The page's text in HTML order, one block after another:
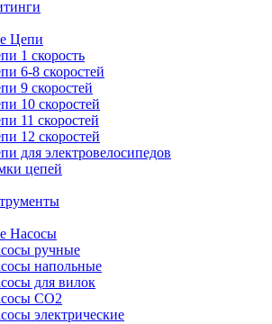
Цепи
1 скорость
6-8 скоростей
9 скоростей
10 скоростей
11 скоростей
12 скоростей
для электровелосипедов
цепей
Насосы
ручные
напольные
для вилок
CO2
электрические